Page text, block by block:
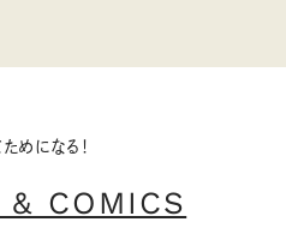
めになる！
COMICS